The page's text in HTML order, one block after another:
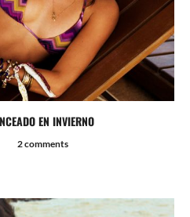
EN INVIERNO
2 comments